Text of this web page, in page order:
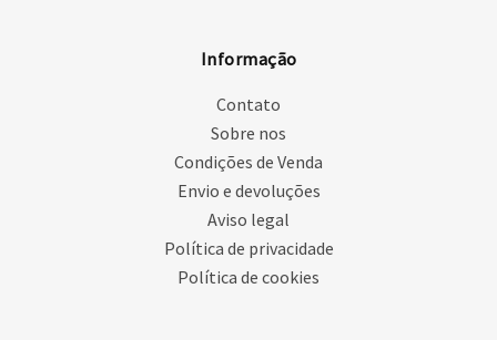
Informação
Contato
Sobre nos
Condições de Venda
Envio e devoluções
Aviso legal
Política de privacidade
Política de cookies